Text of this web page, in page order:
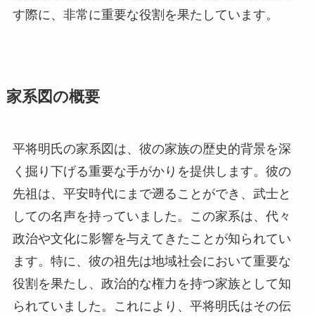
す際に、非常に重要な役割を果たしています。
家系図の概要
平将明氏の家系図は、彼の家族の歴史的背景を深
く掘り下げる重要な手がかりを提供します。彼の
先祖は、平安時代にまで遡ることができ、武士と
しての名声を持っていました。この家系は、代々
政治や文化に影響を与えてきたことが知られてい
ます。特に、彼の祖先は地域社会において重要な
役割を果たし、政治的な権力を持つ家族として知
られていました。これにより、平将明氏はその伝